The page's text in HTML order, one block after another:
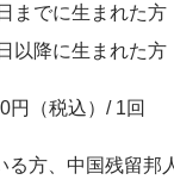
までに生まれた方
以降に生まれた方
円（税込）/ 1回
る方、中国残留邦